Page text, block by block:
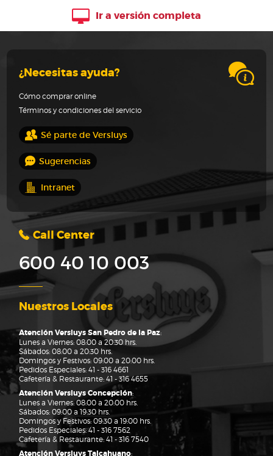
Ir a versión completa
¿Necesitas ayuda?
Cómo comprar online
Términos y condiciones del servicio
Sé parte de Versluys
Sugerencias
Intranet
Call Center
600 40 10 003
Nuestros Locales
Atención Versluys San Pedro de la Paz:
Lunes a Viernes: 08:00 a 20:30 hrs.
Sábados: 08:00 a 20:30 hrs.
Domingos y Festivos: 09:00 a 20:00 hrs.
Pedidos Especiales:41 - 316 4661
Cafetería & Restaurante:41 - 316 4655
Atención Versluys Concepción:
Lunes a Viernes: 08:00 a 20:00 hrs.
Sábados: 09:00 a 19:30 hrs.
Domingos y Festivos: 09:30 a 19:00 hrs.
Pedidos Especiales:41 - 316 7562
Cafetería & Restaurante:41 - 316 7540
Atención Versluys Talcahuano: